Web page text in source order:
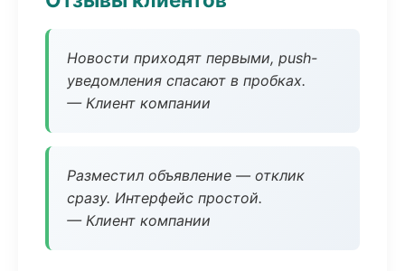
Новости приходят первыми, push-
уведомления спасают в пробках.
— Клиент компании
Разместил объявление — отклик
сразу. Интерфейс простой.
— Клиент компании